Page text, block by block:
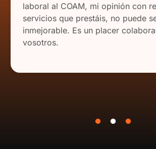
laboral al COAM, mi opinión con
servicios que prestáis, no puede
inmejorable. Es un placer
vosotros.